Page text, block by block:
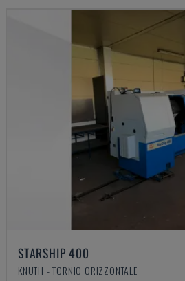
STARSHIP 400
KNUTH - TORNIO ORIZZONTALE